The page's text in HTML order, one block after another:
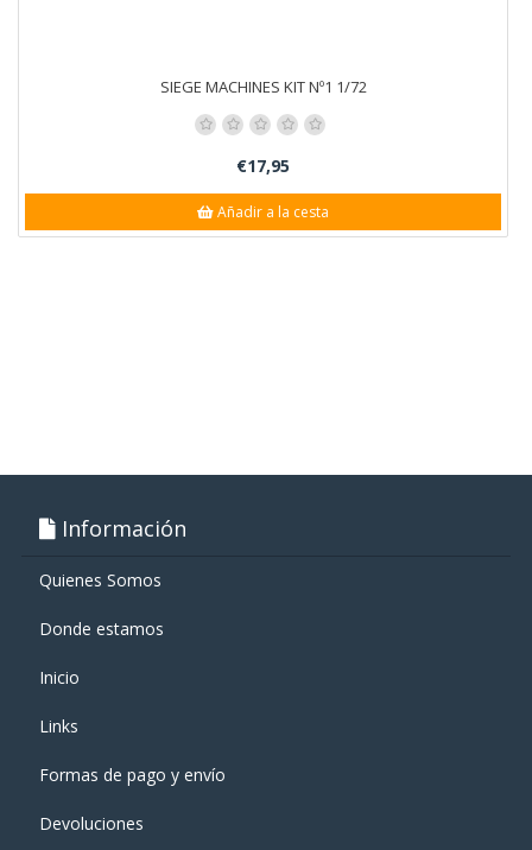
SIEGE MACHINES KIT Nº1 1/72
€17,95
Añadir a la cesta
Información
Quienes Somos
Donde estamos
Inicio
Links
Formas de pago y enví­o
Devoluciones